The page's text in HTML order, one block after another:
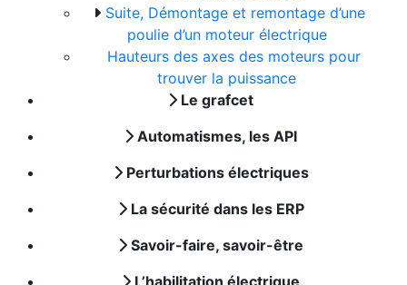
Suite, Démontage et remontage d’une
poulie d’un moteur électrique
Hauteurs des axes des moteurs pour
trouver la puissance
Le grafcet
Automatismes, les API
Perturbations électriques
La sécurité dans les ERP
Savoir-faire, savoir-être
L’habilitation électrique